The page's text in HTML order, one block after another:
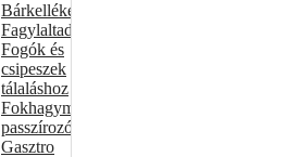
Bárkellékek
Fagylaltadagolók
Fogók és
csipeszek
tálaláshoz
Fokhagymaprések,
passzírozók
Gasztro